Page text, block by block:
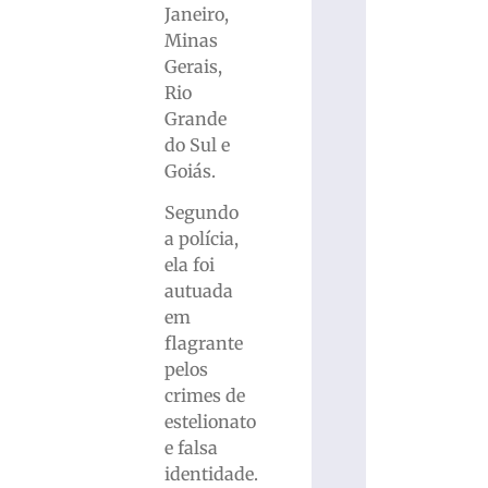
Janeiro,
Minas
Gerais,
Rio
Grande
do Sul e
Goiás.
Segundo
a polícia,
ela foi
autuada
em
flagrante
pelos
crimes de
estelionato
e falsa
identidade.